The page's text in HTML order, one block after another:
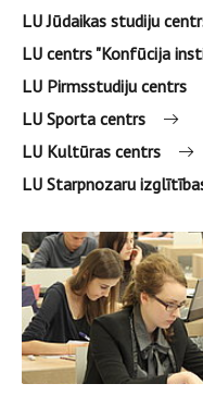
LU Jūdaikas studiju
LU centrs "Konfūcija
LU Pirmsstudiju centrs
LU Sporta centrs
LU Kultūras centrs
LU Starpnozaru